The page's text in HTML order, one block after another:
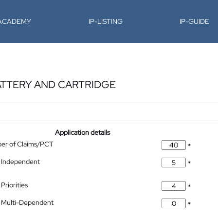
IP-LISTING IP-GUIDE
AND CARTRIDGE
Application details
of Claims/PCT
*
*
*
Dependent
*